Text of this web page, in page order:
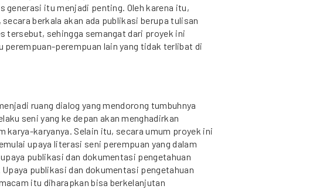
generasi itu menjadi penting. Oleh karena itu,
berkala akan ada publikasi berupa tulisan
tersebut, sehingga semangat dari proyek ini
perempuan-perempuan lain yang tidak terlibat di
ruang dialog yang mendorong tumbuhnya
seni yang ke depan akan menghadirkan
karya-karyanya. Selain itu, secara umum proyek ini
upaya literasi seni perempuan yang dalam
publikasi dan dokumentasi pengetahuan
publikasi dan dokumentasi pengetahuan
itu diharapkan bisa berkelanjutan